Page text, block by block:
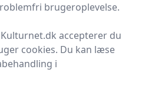
Køkken og spisestue
de 1
i
brugeroplevelse.
accepterer du
cookies. Du kan læse
i